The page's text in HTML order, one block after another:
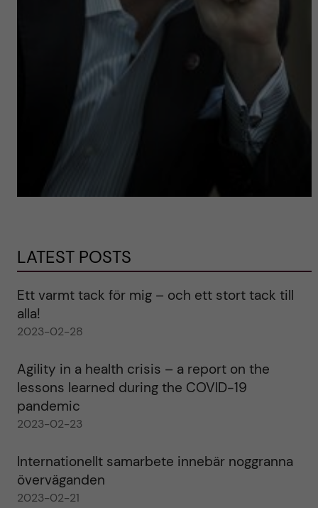
LATEST POSTS
Ett varmt tack för mig – och ett stort tack till
alla!
2023-02-28
Agility in a health crisis – a report on the
lessons learned during the COVID-19
pandemic
2023-02-23
Internationellt samarbete innebär noggranna
överväganden
2023-02-21